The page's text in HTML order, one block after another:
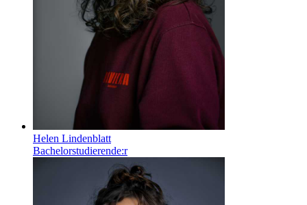
Helen Lindenblatt
Bachelorstudierende:r